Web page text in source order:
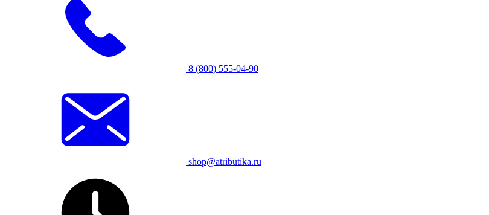
8 (800) 555-04-90
shop@atributika.ru